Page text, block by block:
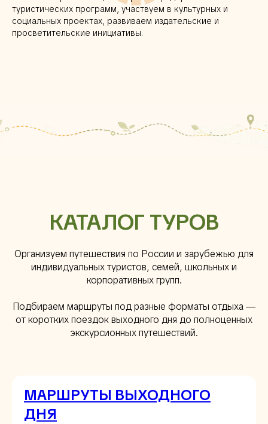
туристических программ, участвуем в культурных и
социальных проектах, развиваем издательские и
просветительские инициативы.
КАТАЛОГ ТУРОВ
Организуем путешествия по России и зарубежью для
индивидуальных туристов, семей, школьных и
корпоративных групп.
Подбираем маршруты под разные форматы отдыха —
от коротких поездок выходного дня до полноценных
экскурсионных путешествий.
МАРШРУТЫ ВЫХОДНОГО
ДНЯ